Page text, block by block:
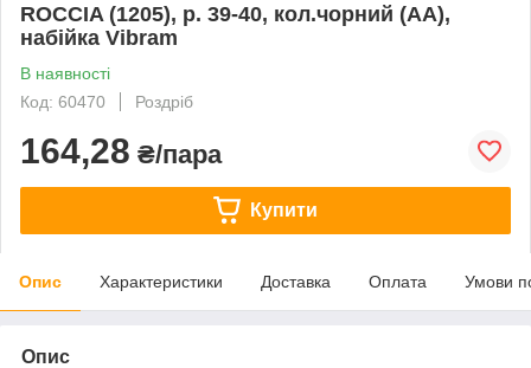
ROCCIA (1205), р. 39-40, кол.чорний (АА),
набійка Vibram
В наявності
Код: 60470
Роздріб
164,28 ₴/пара
Купити
Опис Характеристики Доставка Оплата Умови
Опис